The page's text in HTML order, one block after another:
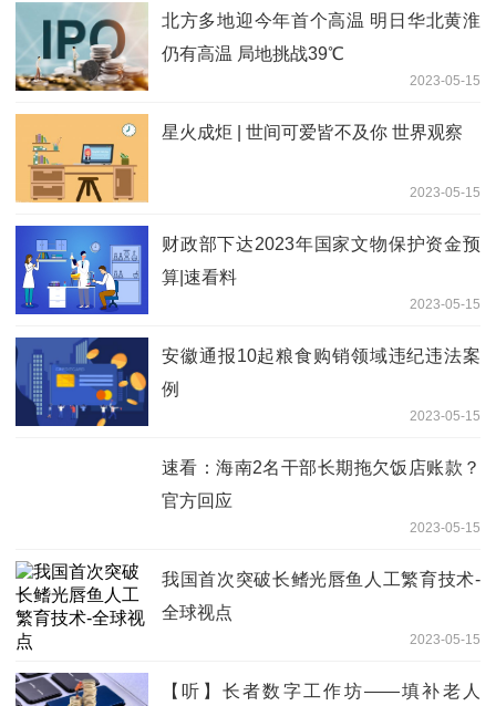
北方多地迎今年首个高温 明日华北黄淮
仍有高温 局地挑战39℃
2023-05-15
星火成炬 | 世间可爱皆不及你 世界观察
2023-05-15
财政部下达2023年国家文物保护资金预
算|速看料
2023-05-15
安徽通报10起粮食购销领域违纪违法案
例
2023-05-15
速看：海南2名干部长期拖欠饭店账款？
官方回应
2023-05-15
我国首次突破长鳍光唇鱼人工繁育技术-
全球视点
2023-05-15
【听】长者数字工作坊——填补老人